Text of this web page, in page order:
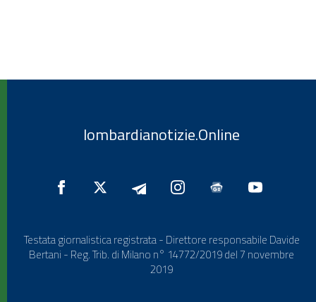
lombardianotizie.Online
Testata giornalistica registrata - Direttore responsabile Davide
Bertani - Reg. Trib. di Milano n° 14772/2019 del 7 novembre
2019